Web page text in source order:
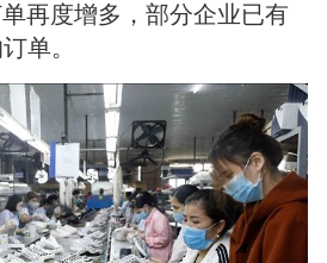
再度增多，部分企业已有
单。